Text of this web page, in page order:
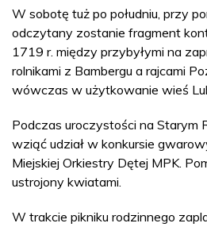
W sobotę tuż po południu, przy
odczytany zostanie fragment
1719 r. między przybyłymi na
rolnikami z Bambergu a rajcami
wówczas w użytkowanie wieś
Podczas uroczystości na Starym
wziąć udział w konkursie
Miejskiej Orkiestry Dętej MPK.
ustrojony kwiatami.
W trakcie pikniku rodzinnego